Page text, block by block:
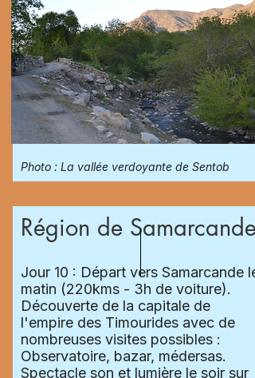
Photo : La vallée verdoyante de Sentob
Région de Samarcande
Jour 10 : Départ vers Samarcande le
matin (220kms - 3h de voiture).
Découverte de la capitale de
l'empire des Timourides avec de
nombreuses visites possibles :
Observatoire, bazar, médersas.
Spectacle son et lumière le soir sur